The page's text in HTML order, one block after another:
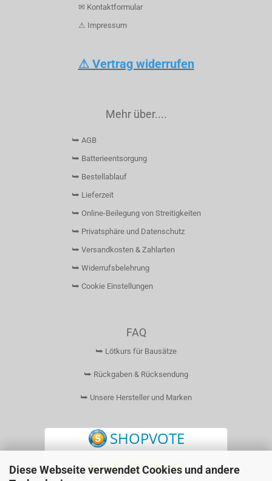
Diese Webseite verwendet Cookies und andere
✉ Kontaktformular
⚠ Impressum
⚠ Vertrag widerrufen
Mehr über....
⮩ AGB
⮩ Batterieentsorgung
⮩ Bestellablauf
⮩ Lieferzeit
⮩ Online-Beilegung von Streitigkeiten
⮩ Privatsphäre und Datenschutz
⮩ Versandkosten & Zahlarten
⮩ Widerrufsbelehrung
⮩ Cookie Einstellungen
FAQ
⮩ Lötkurs für Bausätze
⮩ Rückgaben & Rücksendung
⮩ Unsere Hersteller und Marken